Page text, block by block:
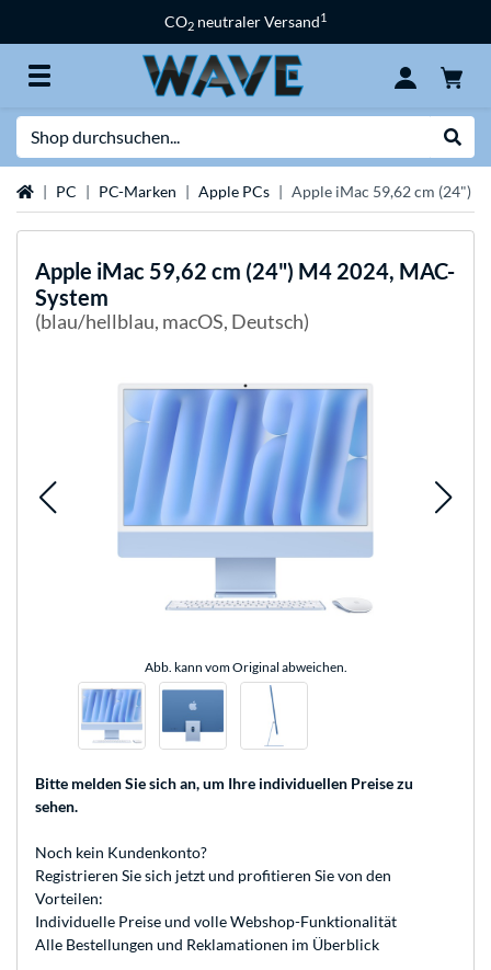
CO2 neutraler Versand1
Startseite
PC PC-Marken Apple PCs Apple iMac 59,62 cm (24")
Apple iMac 59,62 cm (24") M4 2024, MAC-
System
(blau/hellblau, macOS, Deutsch)
Abb. kann vom Original abweichen.
Bitte melden Sie sich an, um Ihre individuellen Preise zu
sehen.
Noch kein Kundenkonto?
Registrieren Sie sich jetzt und profitieren Sie von den
Vorteilen:
Individuelle Preise und volle Webshop-Funktionalität
Alle Bestellungen und Reklamationen im Überblick